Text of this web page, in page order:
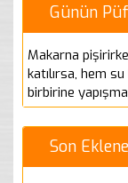
Günün
Makarna
katılırsa, hem
birbirine
Son